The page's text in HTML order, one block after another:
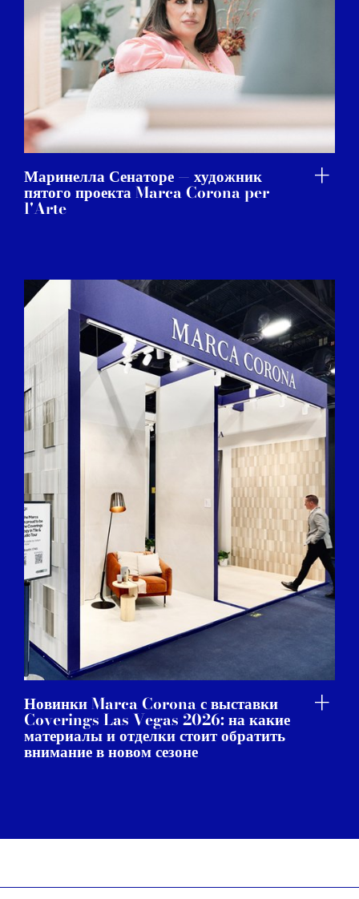
Маринелла Сенаторе — художник
пятого проекта Marca Corona per
l'Arte
Новинки Marca Corona с выставки
Coverings Las Vegas 2026: на какие
материалы и отделки стоит обратить
внимание в новом сезоне